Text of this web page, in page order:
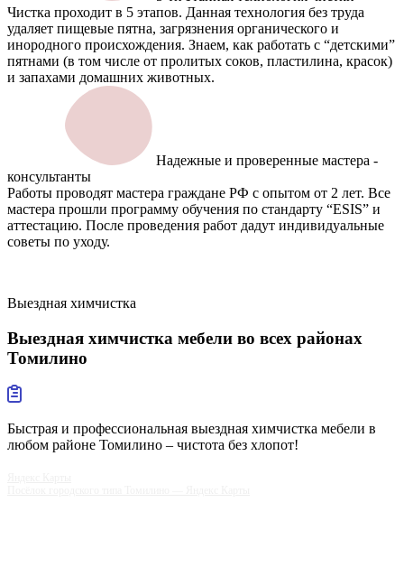
Чистка проходит в 5 этапов. Данная технология без труда
удаляет пищевые пятна, загрязнения органического и
инородного происхождения. Знаем, как работать с “детскими”
пятнами (в том числе от пролитых соков, пластилина, красок)
и запахами домашних животных.
Надежные и проверенные мастера -
консультанты
Работы проводят мастера граждане РФ с опытом от 2 лет. Все
мастера прошли программу обучения по стандарту “ESIS” и
аттестацию. После проведения работ дадут индивидуальные
советы по уходу.
Выездная химчистка
Выездная химчистка мебели во всех районах
Томилино
Быстрая и профессиональная выездная химчистка мебели в
любом районе Томилино – чистота без хлопот!